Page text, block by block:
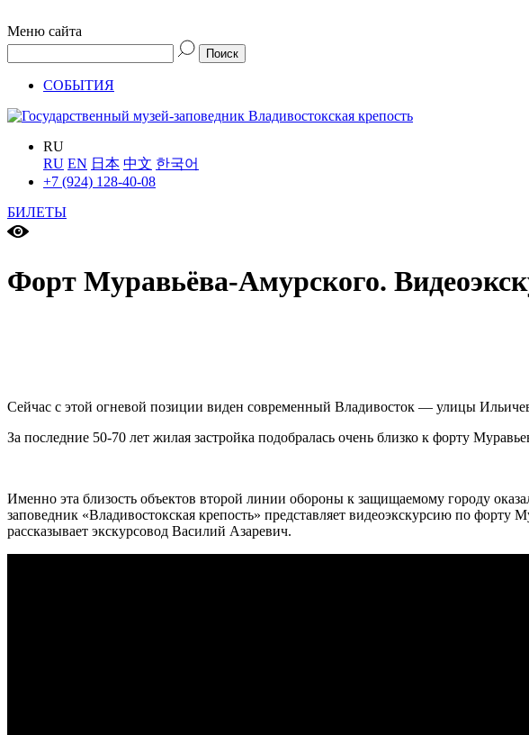
Меню сайта
СОБЫТИЯ
RU
RU EN 日本 中文 한국어
+7 (924) 128-40-08
БИЛЕТЫ
Форт Муравьёва-Амурского.
Сейчас с этой огневой позиции виден современный Владивосток — улицы
За последние 50-70 лет жилая застройка подобралась очень близко к форту
Именно эта близость объектов второй линии обороны к защищаемому городу
заповедник «Владивостокская крепость» представляет видеоэкскурсию по
рассказывает экскурсовод Василий Азаревич.